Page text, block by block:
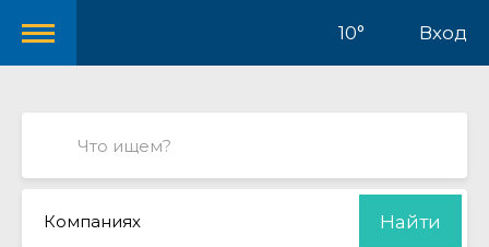
10° Вход
Компаниях Найти